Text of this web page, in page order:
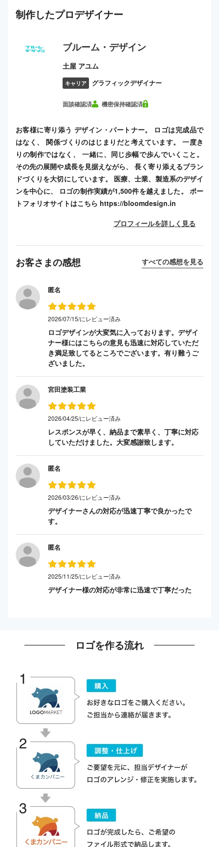
制作したプロデザイナー
ブルーム・デザイン
土屋 アユム
キャリア グラフィックデザイナー
面談確認済 機密保持確認済
お客様に寄り添う デザイン・パートナー。 ロゴは完成品で
はなく、 関係づくりのはじまりだと考えています。 一度き
りの制作ではなく、 一緒に、同じ歩幅で歩んでいくこと。
その先の展開や成長を見据えながら、 長く寄り添えるブラン
ドづくりを大切にしています。 医療、士業、製造系のデザイ
ンを中心に、 ロゴの制作実績が1,500件を越えました。 ポー
トフォリオサイトはこちら https://bloomdesign.in
プロフィールを詳しく見る
お客さまの感想 すべての感想を見る
匿名
2026/07/15/にレビュー済み
ロゴデザインが大変気に入っております。デザイ
ナー様にはこちらの意見も迅速に対応していただ
き満足致してるところでございます。有り難うご
ざいました。
宮田塗装工業
2026/04/25/にレビュー済み
レスポンスが早く、納品まで素早く、丁寧に対応
していただけました。大変感謝致します。
匿名
2026/03/26/にレビュー済み
デザイナーさんの対応が迅速丁寧で良かったで
す。
匿名
2025/11/25/にレビュー済み
デザイナー様の対応が非常に迅速で丁寧だった
ロゴを作る流れ